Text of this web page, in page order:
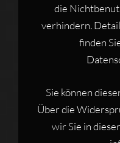
die
verhindern.
finden
Sie können
Über die
wir Sie in